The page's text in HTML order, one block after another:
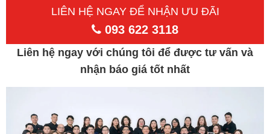
LIÊN HỆ NGAY ĐỂ NHẬN ƯU ĐÃI
093 622 3118
Liên hệ ngay với chúng tôi để được tư vấn và
nhận báo giá tốt nhất